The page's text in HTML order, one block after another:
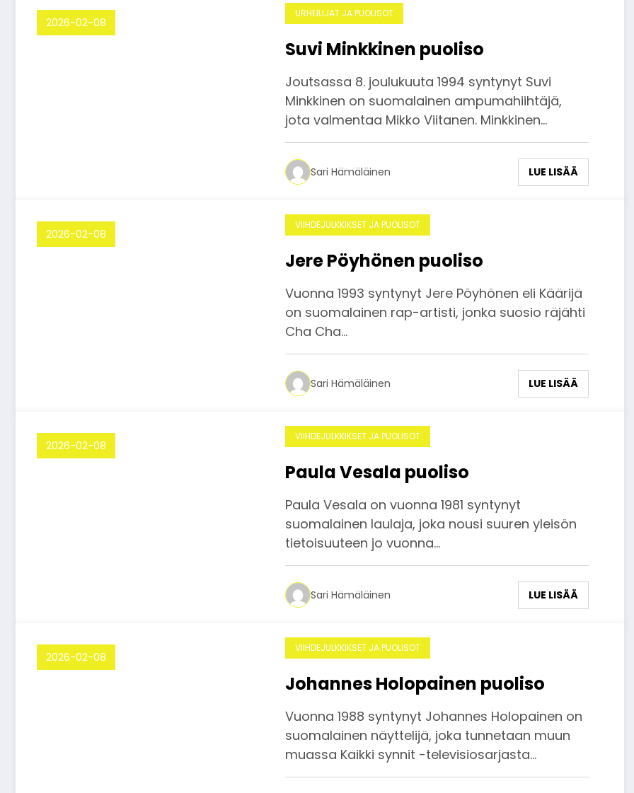
2026-02-08
URHEILIJAT JA PUOLISOT
Suvi Minkkinen puoliso
Joutsassa 8. joulukuuta 1994 syntynyt Suvi
Minkkinen on suomalainen ampumahiihtäjä,
jota valmentaa Mikko Viitanen. Minkkinen…
Sari Hämäläinen LUE LISÄÄ
2026-02-08
VIIHDEJULKKIKSET JA PUOLISOT
Jere Pöyhönen puoliso
Vuonna 1993 syntynyt Jere Pöyhönen eli Käärijä
on suomalainen rap-artisti, jonka suosio räjähti
Cha Cha…
Sari Hämäläinen LUE LISÄÄ
2026-02-08
VIIHDEJULKKIKSET JA PUOLISOT
Paula Vesala puoliso
Paula Vesala on vuonna 1981 syntynyt
suomalainen laulaja, joka nousi suuren yleisön
tietoisuuteen jo vuonna…
Sari Hämäläinen LUE LISÄÄ
2026-02-08
VIIHDEJULKKIKSET JA PUOLISOT
Johannes Holopainen puoliso
Vuonna 1988 syntynyt Johannes Holopainen on
suomalainen näyttelijä, joka tunnetaan muun
muassa Kaikki synnit -televisiosarjasta…